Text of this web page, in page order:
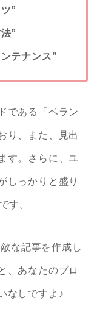
”
”
テナンス”
である「ベラン
り、また、見出
す。さらに、ユ
しっかりと盛り
す。
な記事を作成し
、あなたのブロ
なしですよ♪